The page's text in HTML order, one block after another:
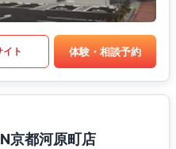
イト 体験・相談予約
京都河原町店